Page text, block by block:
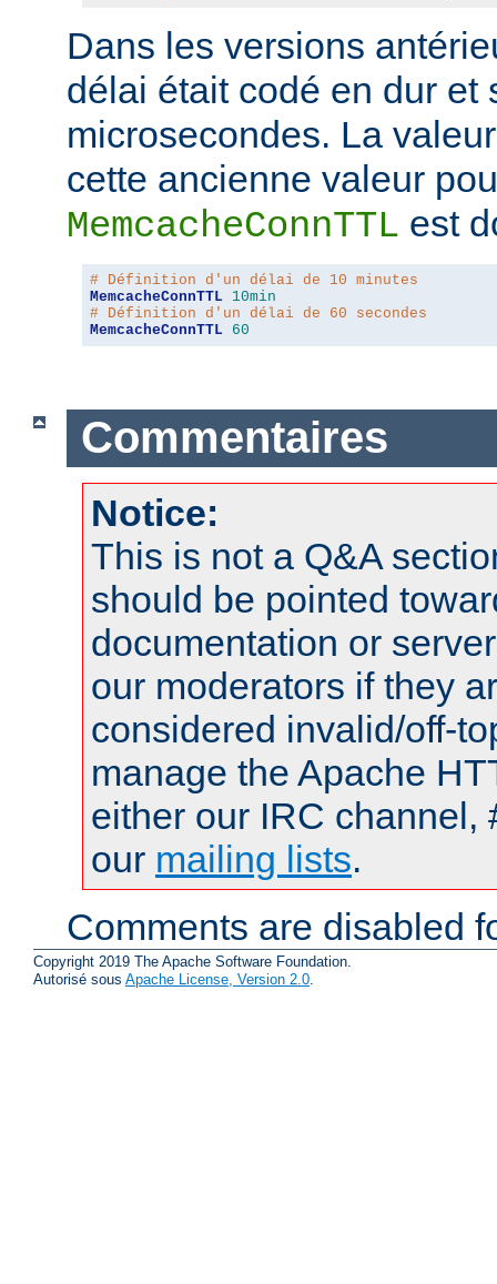
Dans les versions
délai était codé en dur et
microsecondes. La
cette ancienne valeur
MemcacheConnTTL est
# Définition d'un délai de 10 minutes
MemcacheConnTTL 10min
# Définition d'un délai de 60 secondes
MemcacheConnTTL 60
Commentaires
Notice:
This is not a Q&A
should be pointed
documentation or
our moderators if they
considered invalid/off-
manage the Apache
either our IRC channel,
our mailing lists.
Comments are disabled
Copyright 2019 The Apache Software Foundation.
Autorisé sous Apache License, Version 2.0